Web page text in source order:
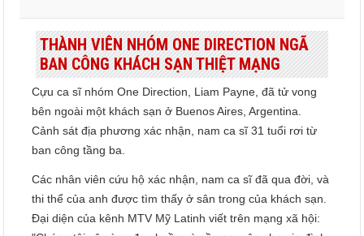
THÀNH VIÊN NHÓM ONE DIRECTION NGÃ
BAN CÔNG KHÁCH SẠN THIỆT MẠNG
Cựu ca sĩ nhóm One Direction, Liam Payne, đã tử vong
bên ngoài một khách sạn ở Buenos Aires, Argentina.
Cảnh sát địa phương xác nhận, nam ca sĩ 31 tuổi rơi từ
ban công tầng ba.
Các nhân viên cứu hộ xác nhận, nam ca sĩ đã qua đời, và
thi thể của anh được tìm thấy ở sân trong của khách sạn.
Đại diện của kênh MTV Mỹ Latinh viết trên mạng xã hội: